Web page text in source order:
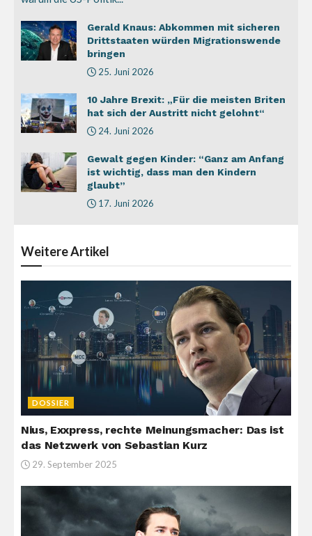
Gerald Knaus: Abkommen mit sicheren
Drittstaaten würden Migrationswende
bringen
25. Juni 2026
10 Jahre Brexit: „Für die meisten Briten
hat sich der Austritt nicht gelohnt“
24. Juni 2026
Gewalt gegen Kinder: “Ganz am Anfang
ist wichtig, dass man den Kindern
glaubt”
17. Juni 2026
WeitereArtikel
DOSSIER
Nius, Exxpress, rechte Meinungsmacher: Das ist
das Netzwerk von Sebastian Kurz
29. September 2025